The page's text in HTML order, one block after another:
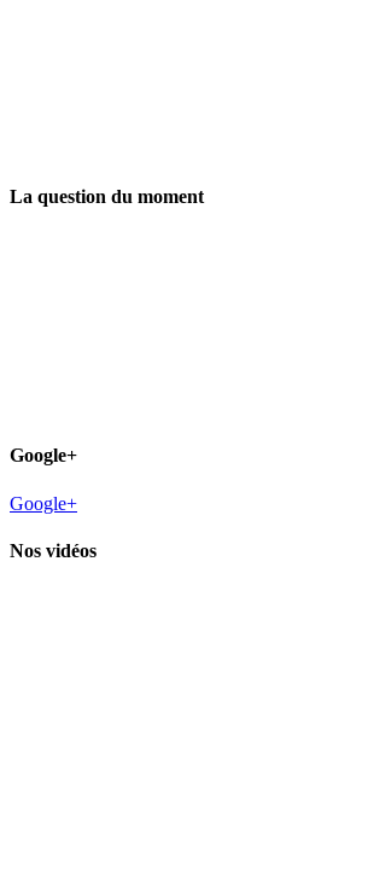
La question du moment
Google+
Google+
Nos vidéos